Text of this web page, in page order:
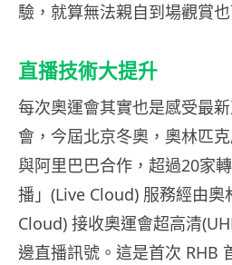
驗，就算無法親自到場觀賞
直播技術大提升
每次奧運會其實也是感受最
會，今屆北京冬奧，奧林匹
與阿里巴巴合作，超過20家
播」(Live Cloud) 服務經由奧
Cloud) 接收奧運會超高清
邊直播訊號。這是首次 RHB